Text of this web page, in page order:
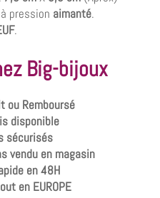
pression aimanté.
.
Big-bijoux
ou Remboursé
disponible
sécurisés
vendu en magasin
en 48H
en EUROPE